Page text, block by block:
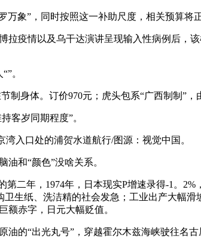
象”，同时按照这一补助尺度，相关预算将正
疫情以及乌干达演讲呈现输入性病例后，
。
身体。订价970元；虎头包系“广西制制”，
客岁同期程度”。
入口处的浦贺水道航行/图源：视觉中国。
和“颜色”没啥关系。
年，1974年，日本现实P增速录得-1。2%
生纸、洗洁精的社会发急；工业出产大幅
额赤字，日元大幅贬值。
的“出光丸号”，穿越霍尔木兹海峡驶往名古